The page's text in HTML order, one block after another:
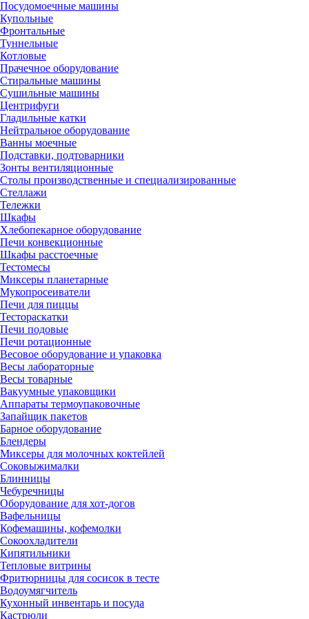
Посудомоечные машины
Купольные
Фронтальные
Туннельные
Котловые
Прачечное оборудование
Стиральные машины
Сушильные машины
Центрифуги
Гладильные катки
Нейтральное оборудование
Ванны моечные
Подставки, подтоварники
Зонты вентиляционные
Столы производственные и специализированные
Стеллажи
Тележки
Шкафы
Хлебопекарное оборудование
Печи конвекционные
Шкафы расстоечные
Тестомесы
Миксеры планетарные
Мукопросеиватели
Печи для пиццы
Тестораскатки
Печи подовые
Печи ротационные
Весовое оборудование и упаковка
Весы лабораторные
Весы товарные
Вакуумные упаковщики
Аппараты термоупаковочные
Запайщик пакетов
Барное оборудование
Блендеры
Миксеры для молочных коктейлей
Соковыжималки
Блинницы
Чебуречницы
Оборудование для хот-догов
Вафельницы
Кофемашины, кофемолки
Сокоохладители
Кипятильники
Тепловые витрины
Фритюрницы для сосисок в тесте
Водоумягчитель
Кухонный инвентарь и посуда
Кастрюли